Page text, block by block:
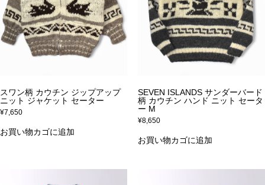
スワン柄 カウチン ジップアップ
ニット ジャケット セーター
¥7,650
お買い物カゴに追加
SEVEN ISLANDS サンダーバード
柄 カウチン ハンド ニット セータ
ー M
¥8,650
お買い物カゴに追加